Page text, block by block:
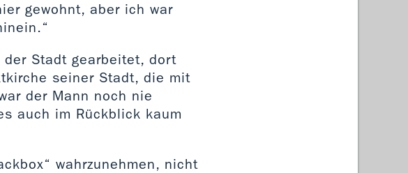
gewohnt, aber ich war
Stadt gearbeitet, dort
seiner Stadt, die mit
der Mann noch nie
auch im Rückblick kaum
wahrzunehmen, nicht